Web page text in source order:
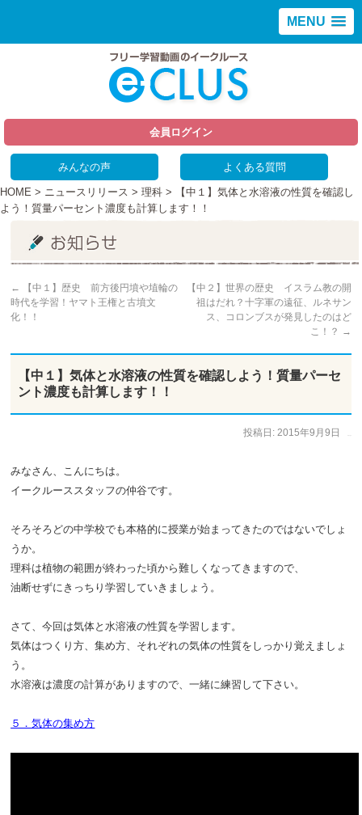
MENU
会員ログイン
みんなの声 よくある質問
HOME > ニュースリリース > 理科 > 【中１】気体と水溶液の性質を確認し
よう！質量パーセント濃度も計算します！！
←
【中１】歴史 前方後円墳や埴輪の
時代を学習！ヤマト王権と古墳文
化！！
【中２】世界の歴史 イスラム教の開
祖はだれ？十字軍の遠征、ルネサン
ス、コロンブスが発見したのはど
こ！？ →
【中１】気体と水溶液の性質を確認しよう！質量パーセ
ント濃度も計算します！！
投稿日: 2015年9月9日
みなさん、こんにちは。
イークルーススタッフの仲谷です。
そろそろどの中学校でも本格的に授業が始まってきたのではないでしょ
うか。
理科は植物の範囲が終わった頃から難しくなってきますので、
油断せずにきっちり学習していきましょう。
さて、今回は気体と水溶液の性質を学習します。
気体はつくり方、集め方、それぞれの気体の性質をしっかり覚えましょ
う。
水溶液は濃度の計算がありますので、一緒に練習して下さい。
５．気体の集め方